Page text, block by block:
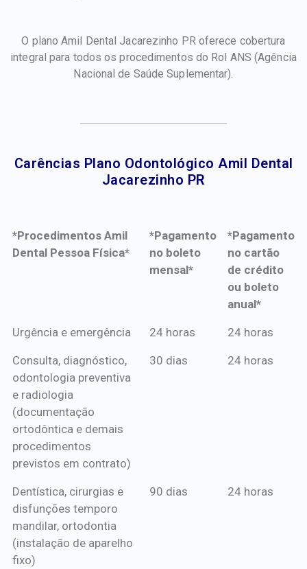
O plano Amil Dental Jacarezinho PR oferece cobertura
integral para todos os procedimentos do Rol ANS (Agência
Nacional de Saúde Suplementar).
Carências Plano Odontológico Amil Dental
Jacarezinho PR​
*Procedimentos Amil
Dental Pessoa Física*
*Pagamento
no boleto
mensal*
*Pagamento
no cartão
de crédito
ou boleto
anual*
*Procedimentos Amil
*Pagamento
mensal*
*Pagamento
de crédito
Urgência e emergência 24 horas 24 horas
Consulta, diagnóstico,
odontologia preventiva
e radiologia
(documentação
ortodôntica e demais
procedimentos
previstos em contrato)
30 dias 24 horas
Dentística, cirurgias e
disfunções temporo
mandilar, ortodontia
(instalação de aparelho
fixo)
90 dias 24 horas